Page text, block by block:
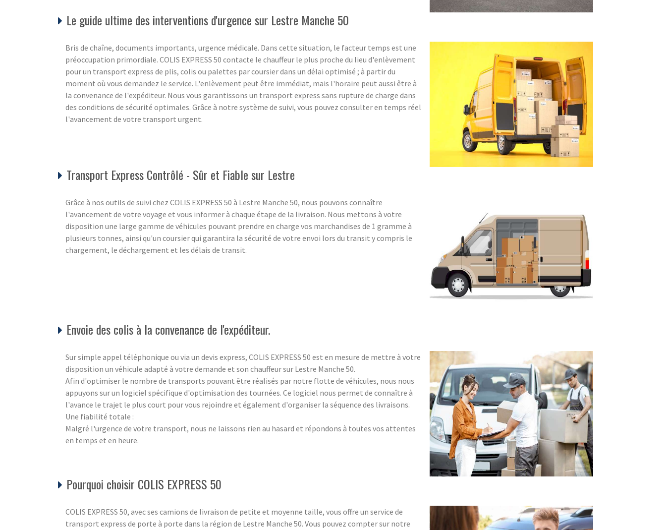
Le guide ultime des interventions d'urgence sur Lestre Manche 50
Bris de chaîne, documents importants, urgence médicale. Dans cette situation, le facteur temps est une
préoccupation primordiale. COLIS EXPRESS 50 contacte le chauffeur le plus proche du lieu d'enlèvement
pour un transport express de plis, colis ou palettes par coursier dans un délai optimisé ; à partir du
moment où vous demandez le service. L'enlèvement peut être immédiat, mais l'horaire peut aussi être à
la convenance de l'expéditeur. Nous vous garantissons un transport express sans rupture de charge dans
des conditions de sécurité optimales. Grâce à notre système de suivi, vous pouvez consulter en temps réel
l'avancement de votre transport urgent.
Transport Express Contrôlé - Sûr et Fiable sur Lestre
Grâce à nos outils de suivi chez COLIS EXPRESS 50 à Lestre Manche 50, nous pouvons connaître
l'avancement de votre voyage et vous informer à chaque étape de la livraison. Nous mettons à votre
disposition une large gamme de véhicules pouvant prendre en charge vos marchandises de 1 gramme à
plusieurs tonnes, ainsi qu'un coursier qui garantira la sécurité de votre envoi lors du transit y compris le
chargement, le déchargement et les délais de transit.
Envoie des colis à la convenance de l'expéditeur.
Sur simple appel téléphonique ou via un devis express, COLIS EXPRESS 50 est en mesure de mettre à votre
disposition un véhicule adapté à votre demande et son chauffeur sur Lestre Manche 50.
Afin d'optimiser le nombre de transports pouvant être réalisés par notre flotte de véhicules, nous nous
appuyons sur un logiciel spécifique d'optimisation des tournées. Ce logiciel nous permet de connaître à
l'avance le trajet le plus court pour vous rejoindre et également d'organiser la séquence des livraisons.
Une fiabilité totale :
Malgré l'urgence de votre transport, nous ne laissons rien au hasard et répondons à toutes vos attentes
en temps et en heure.
Pourquoi choisir COLIS EXPRESS 50
COLIS EXPRESS 50, avec ses camions de livraison de petite et moyenne taille, vous offre un service de
transport express de porte à porte dans la région de Lestre Manche 50. Vous pouvez compter sur notre